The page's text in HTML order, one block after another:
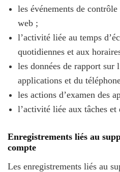
les événements de
web ;
l’activité liée au temps
quotidiennes et aux
les données de rapport sur
applications et du
les actions d’examen des
l’activité liée aux tâches et
Enregistrements liés au
compte
Les enregistrements liés au